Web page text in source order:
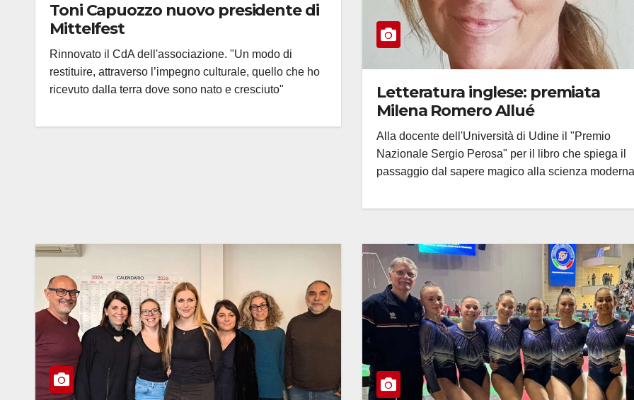
Toni Capuozzo nuovo presidente di
Mittelfest
Rinnovato il CdA dell'associazione. "Un modo di
restituire, attraverso l’impegno culturale, quello che ho
ricevuto dalla terra dove sono nato e cresciuto"
Letteratura inglese: premiata
Milena Romero Allué
Alla docente dell'Università di Udine il "Premio
Nazionale Sergio Perosa" per il libro che spiega il
passaggio dal sapere magico alla scienza moderna